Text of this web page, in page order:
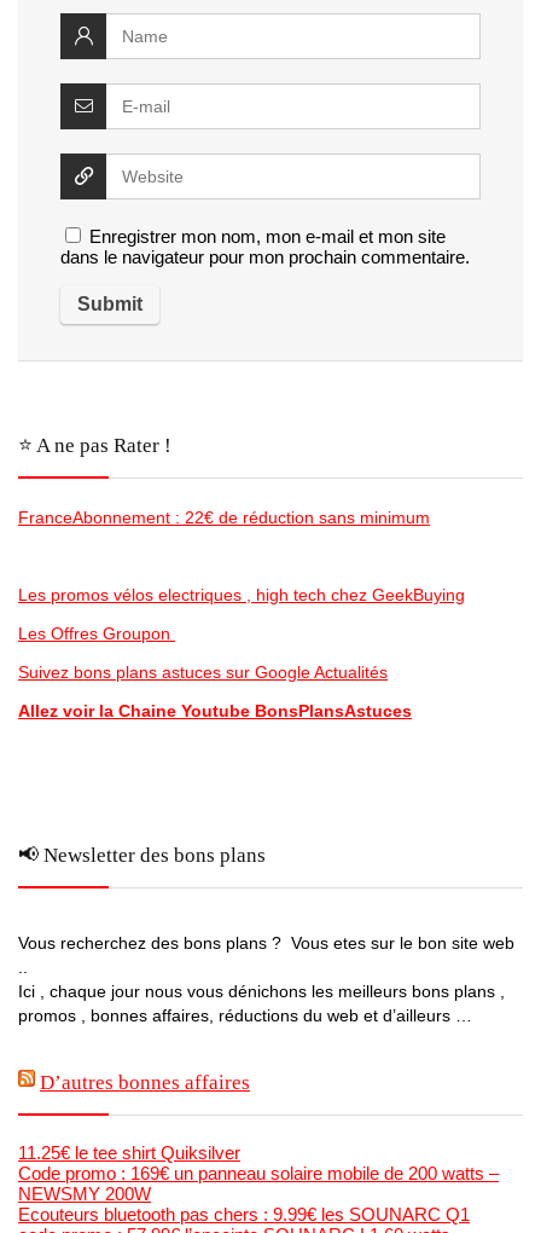
Enregistrer mon nom, mon e-mail et mon site
dans le navigateur pour mon prochain commentaire.
⭐️ A ne pas Rater !
FranceAbonnement : 22€ de réduction sans minimum
Les promos vélos electriques , high tech chez GeekBuying
Les Offres Groupon
Suivez bons plans astuces sur Google Actualités
Allez voir la Chaine Youtube BonsPlansAstuces
📢 Newsletter des bons plans
Vous recherchez des bons plans ? Vous etes sur le bon site web
Ici , chaque jour nous vous dénichons les meilleurs bons plans ,
promos , bonnes affaires, réductions du web et d’ailleurs …
D’autres bonnes affaires
11.25€ le tee shirt Quiksilver
Code promo : 169€ un panneau solaire mobile de 200 watts –
NEWSMY 200W
Ecouteurs bluetooth pas chers : 9.99€ les SOUNARC Q1